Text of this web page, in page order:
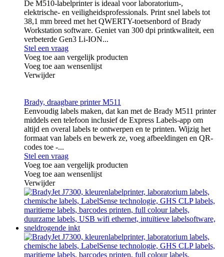
De M510-labelprinter is ideaal voor laboratorium-,
elektrische- en veiligheidsprofessionals. Print snel labels tot
38,1 mm breed met het QWERTY-toetsenbord of Brady
Workstation software. Geniet van 300 dpi printkwaliteit, een
verbeterde Gen3 Li-ION...
Stel een vraag
Voeg toe aan vergelijk producten
Voeg toe aan wensenlijst
Verwijder
Brady, draagbare printer M511
Eenvoudig labels maken, dat kan met de Brady M511 printer
middels een telefoon inclusief de Express Labels-app om
altijd en overal labels te ontwerpen en te printen. Wijzig het
formaat van labels en bewerk ze, voeg afbeeldingen en QR-
codes toe -...
Stel een vraag
Voeg toe aan vergelijk producten
Voeg toe aan wensenlijst
Verwijder